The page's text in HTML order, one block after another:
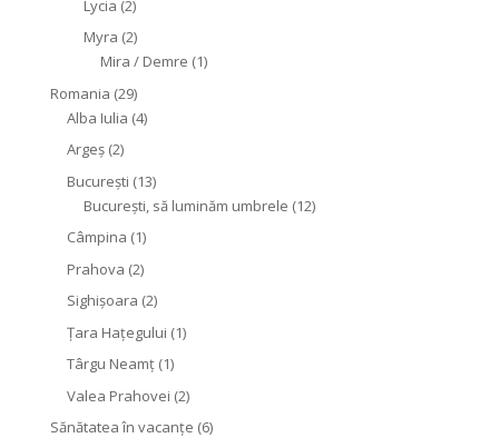
Lycia (2)
Myra (2)
Mira / Demre (1)
Romania (29)
Alba Iulia (4)
Argeș(2)
București (13)
București, să luminăm umbrele (12)
Câmpina (1)
Prahova (2)
Sighişoara (2)
Țara Hațegului (1)
Târgu Neamţ(1)
Valea Prahovei (2)
Sănătatea în vacanțe (6)